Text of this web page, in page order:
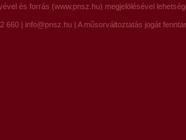
és forrás (www.pnsz.hu) megjelölésével
660 | info@pnsz.hu| A műsorváltoztatás jogát